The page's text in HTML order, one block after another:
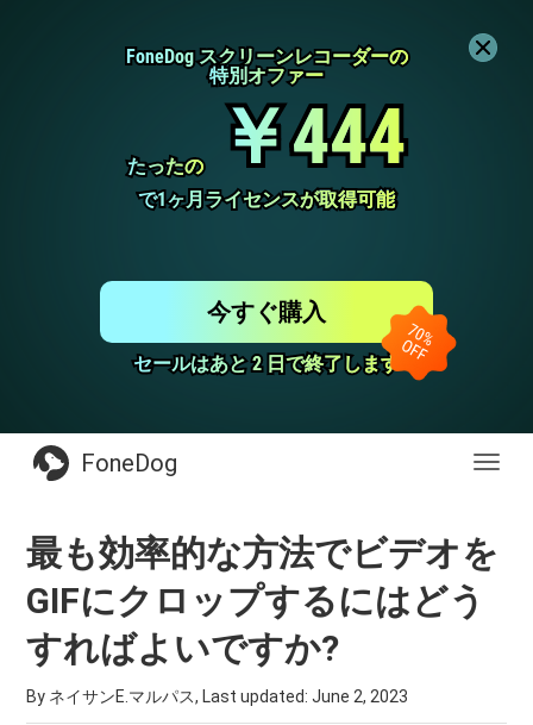
FoneDog スクリーンレコーダーの
FoneDog スクリーンレコーダーの
特別オファー
特別オファー
たったの
たったの ￥444
￥444
で1ヶ月ライセンスが取得可能
で1ヶ月ライセンスが取得可能
セールはあと 2 日で終了します
セールはあと 2 日で終了します
今すぐ購入
FoneDog
最も効率的な方法でビデオを
GIFにクロップするにはどう
すればよいですか?
By ネイサンE.マルパス, Last updated:June 2, 2023